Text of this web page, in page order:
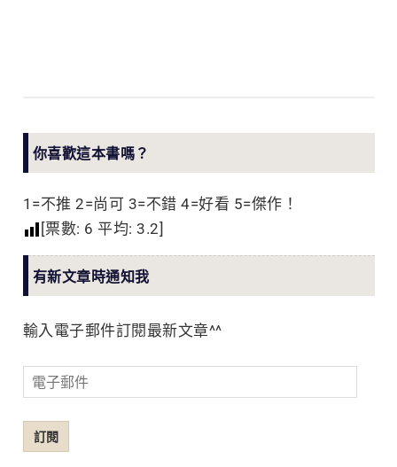
你喜歡這本書嗎？
1=不推 2=尚可 3=不錯 4=好看 5=傑作！
[票數: 6 平均: 3.2]
有新文章時通知我
輸入電子郵件訂閱最新文章^^
電
子
郵
件
訂閱